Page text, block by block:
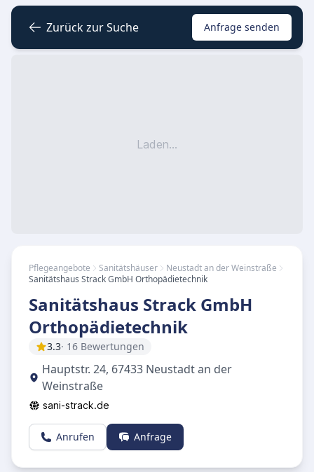
Zurück zur Suche Anfrage senden
Laden...
Pflegeangebote Sanitätshäuser
Neustadt an der Weinstraße
Sanitätshaus Strack GmbH Orthopädietechnik
Sanitätshaus Strack GmbH
Orthopädietechnik
3.3· 16 Bewertungen
Hauptstr. 24, 67433 Neustadt an der
Weinstraße
sani-strack.de
Anrufen Anfrage